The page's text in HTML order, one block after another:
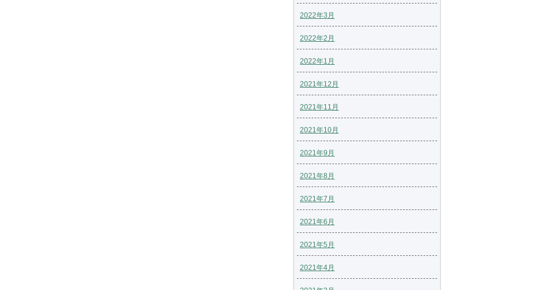
2022年3月
2022年2月
2022年1月
2021年12月
2021年11月
2021年10月
2021年9月
2021年8月
2021年7月
2021年6月
2021年5月
2021年4月